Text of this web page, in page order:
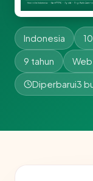
Indonesia
9 tahun
Diperbarui3